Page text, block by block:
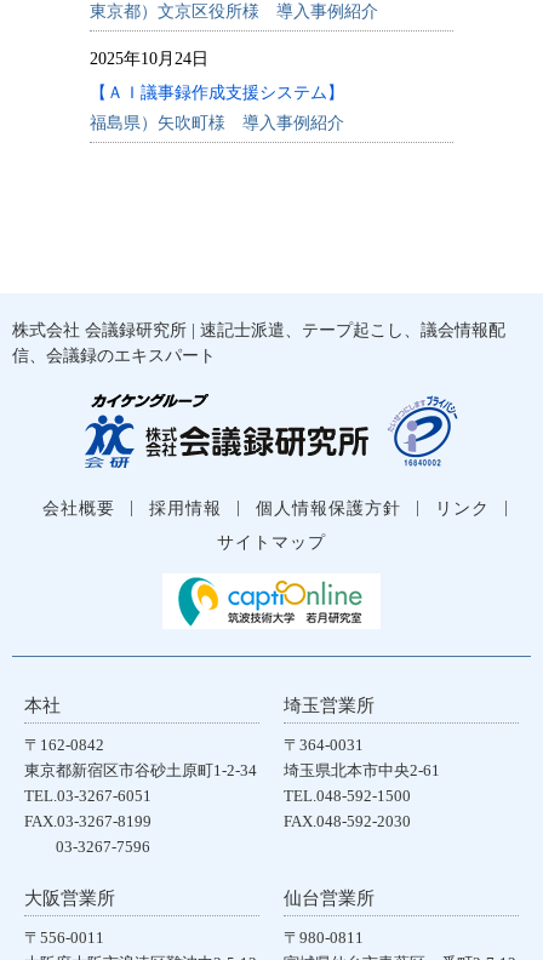
東京都）文京区役所様 導入事例紹介
2025年10月24日
【ＡＩ議事録作成支援システム】
福島県）矢吹町様 導入事例紹介
株式会社 会議録研究所 | 速記士派遣、テープ起こし、議会情報配
信、会議録のエキスパート
会社概要 採用情報 個人情報保護方針 リンク
サイトマップ
本社
〒162-0842
東京都新宿区市谷砂土原町1-2-34
TEL.03-3267-6051
FAX.03-3267-8199
03-3267-7596
埼玉営業所
〒364-0031
埼玉県北本市中央2-61
TEL.048-592-1500
FAX.048-592-2030
大阪営業所
〒556-0011
仙台営業所
〒980-0811